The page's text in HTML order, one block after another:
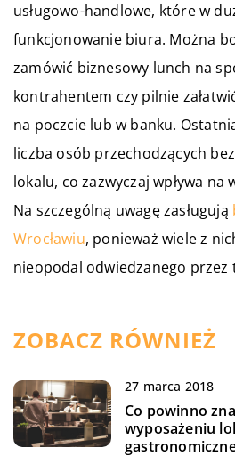
usługowo-handlowe, które w
funkcjonowanie biura. Można
zamówić biznesowy lunch na
kontrahentem czy pilnie
na poczcie lub w banku.
liczba osób przechodzących
lokalu, co zazwyczaj wpływa
Na szczególną uwagę zasługują
Wrocławiu, ponieważ wiele z
nieopodal odwiedzanego przez
ZOBACZ RÓWNIEŻ
27 marca 2018
Co powinno
wyposażeniu